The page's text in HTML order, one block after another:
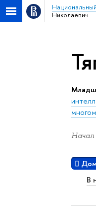
Николаевич
В